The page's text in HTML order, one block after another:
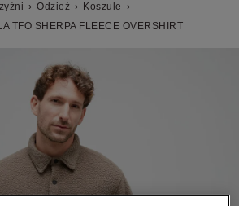
› Odzież › Koszule ›
TFO SHERPA FLEECE OVERSHIRT